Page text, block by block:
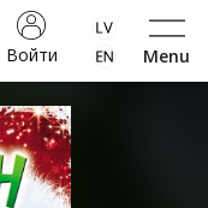
Menu
Войти